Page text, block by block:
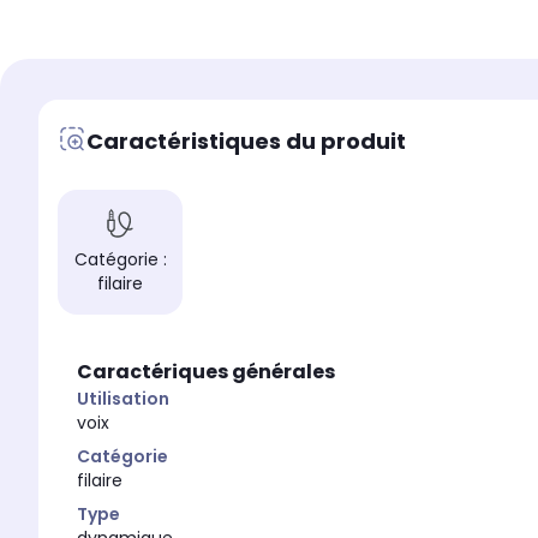
Caractéristiques du produit
Catégorie :
filaire
Caractériques générales
Utilisation
voix
Catégorie
filaire
Type